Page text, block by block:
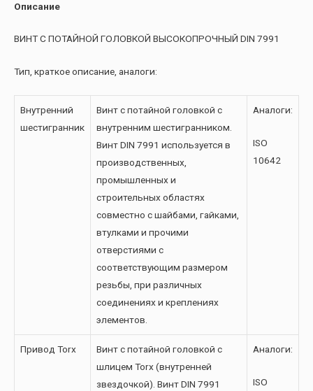
Описание
ВИНТ С ПОТАЙНОЙ ГОЛОВКОЙ ВЫСОКОПРОЧНЫЙ DIN 7991
Тип, краткое описание, аналоги:
Внутренний
шестигранник
Винт с потайной головкой с
внутренним шестигранником.
Винт DIN 7991 используется в
производственных,
промышленных и
строительных областях
совместно с шайбами, гайками,
втулками и прочими
отверстиями с
соответствующим размером
резьбы, при различных
соединениях и креплениях
элементов.
Аналоги:
ISO
10642
Привод Torx
Винт с потайной головкой с
шлицем Torx (внутренней
звездочкой). Винт DIN 7991
Аналоги:
ISO